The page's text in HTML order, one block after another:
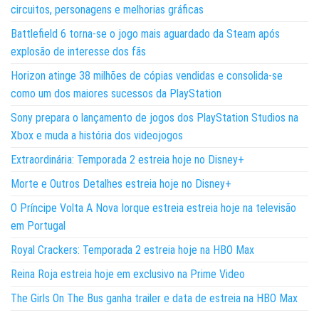
circuitos, personagens e melhorias gráficas
Battlefield 6 torna-se o jogo mais aguardado da Steam após
explosão de interesse dos fãs
Horizon atinge 38 milhões de cópias vendidas e consolida-se
como um dos maiores sucessos da PlayStation
Sony prepara o lançamento de jogos dos PlayStation Studios na
Xbox e muda a história dos videojogos
Extraordinária: Temporada 2 estreia hoje no Disney+
Morte e Outros Detalhes estreia hoje no Disney+
O Príncipe Volta A Nova Iorque estreia estreia hoje na televisão
em Portugal
Royal Crackers: Temporada 2 estreia hoje na HBO Max
Reina Roja estreia hoje em exclusivo na Prime Video
The Girls On The Bus ganha trailer e data de estreia na HBO Max